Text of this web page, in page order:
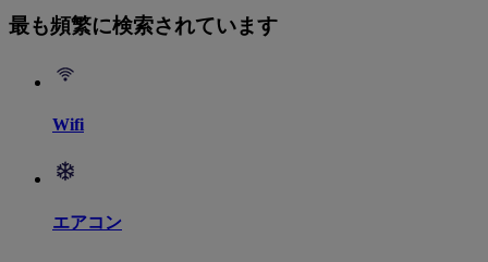
最も頻繁に検索されています
Wifi
エアコン